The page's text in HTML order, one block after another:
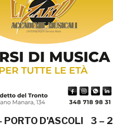
PORTO D'ASCOLI 3 – 2